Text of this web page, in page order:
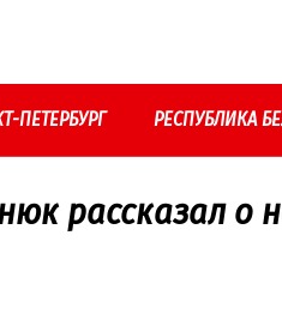
ПЕТЕРБУРГ РЕСПУБЛИКА
рассказал о